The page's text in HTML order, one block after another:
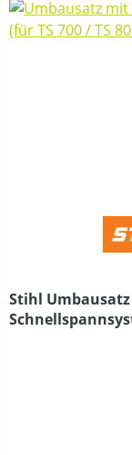
Stihl